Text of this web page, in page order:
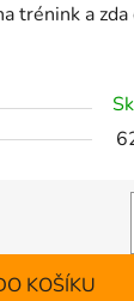
trénink a
KOŠÍKU